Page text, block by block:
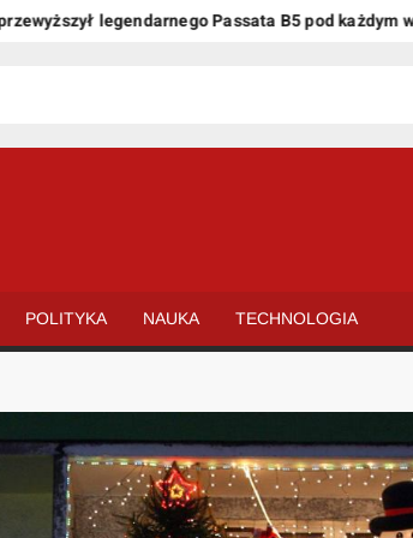
legendarnego Passata B5 pod każdym
POLITYKA NAUKA TECHNOLOGIA